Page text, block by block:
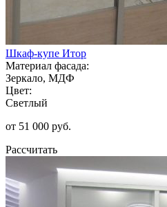
Шкаф-купе Итор
Материал фасада:
Зеркало, МДФ
Цвет:
Светлый
от 51 000 руб.
Рассчитать